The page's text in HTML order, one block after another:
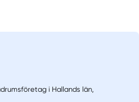
i Hallands län,